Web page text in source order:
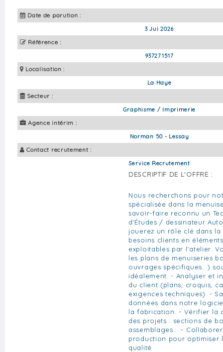
Date de parution :
3 Jui 2026
Référence :
937271517
Localisation :
La Haye
Secteur :
Graphisme / Imprimerie
Agence intérim :
Norman 50 - Lessay
Contact recrutement :
Service Recrutement
DESCRIPTIF DE L'OFFRE :
Nous recherchons pour
spécialisée dans la
savoir-faire reconnu un
d'Études / dessinateur
jouerez un rôle clé dans
besoins clients en
exploitables par l'atelier.
les plans de menuiseries
ouvrages spécifiques...)
idéalement. - Analyser et
du client (plans, croquis,
exigences techniques). -
données dans notre
la fabrication. - Vérifier la
des projets : sections de
assemblages... -
production pour optimiser
qualité